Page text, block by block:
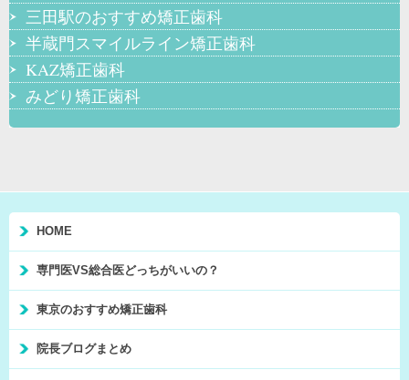
三田駅のおすすめ矯正歯科
半蔵門スマイルライン矯正歯科
KAZ矯正歯科
みどり矯正歯科
HOME
専門医VS総合医どっちがいいの？
東京のおすすめ矯正歯科
院長ブログまとめ